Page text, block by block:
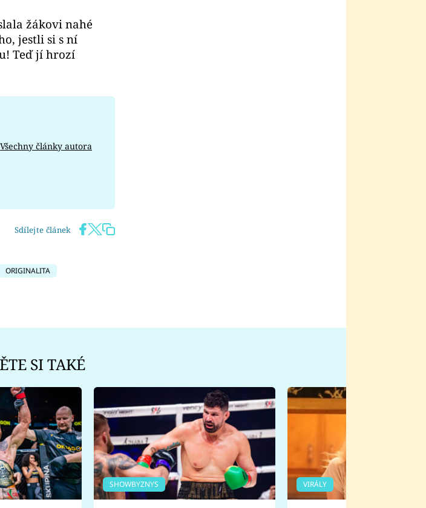
žákovi nahé
jestli si s ní
Teď jí hrozí
Všechny články autora
Sdílejte článek
ORIGINALITA
SI TAKÉ
SHOWBYZNYS VIRÁLY